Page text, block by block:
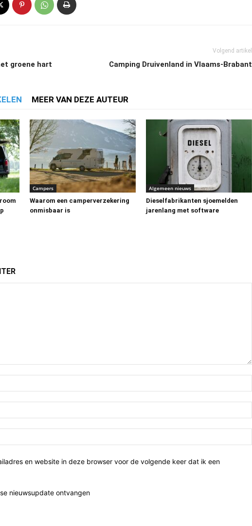
groene hart
Volgend artikel
Camping Druivenland in Vlaams-Brabant
MEER VAN DEZE AUTEUR
Campers
Waarom een camperverzekering
onmisbaar is
Algemeen nieuws
Dieselfabrikanten sjoemelden
jarenlang met software
en website in deze browser voor de volgende keer dat ik een
nieuwsupdate ontvangen